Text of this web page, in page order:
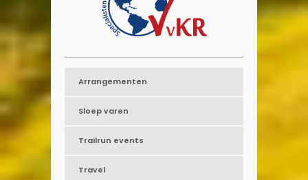
Arrangementen
Sloep varen
Trailrun events
Travel